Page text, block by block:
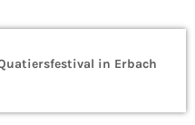
in Erbach